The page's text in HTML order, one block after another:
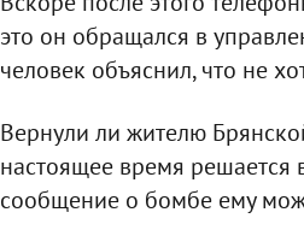
это он обращался в
человек объяснил, что не
Вернули ли жителю
настоящее время решается
сообщение о бомбе ему